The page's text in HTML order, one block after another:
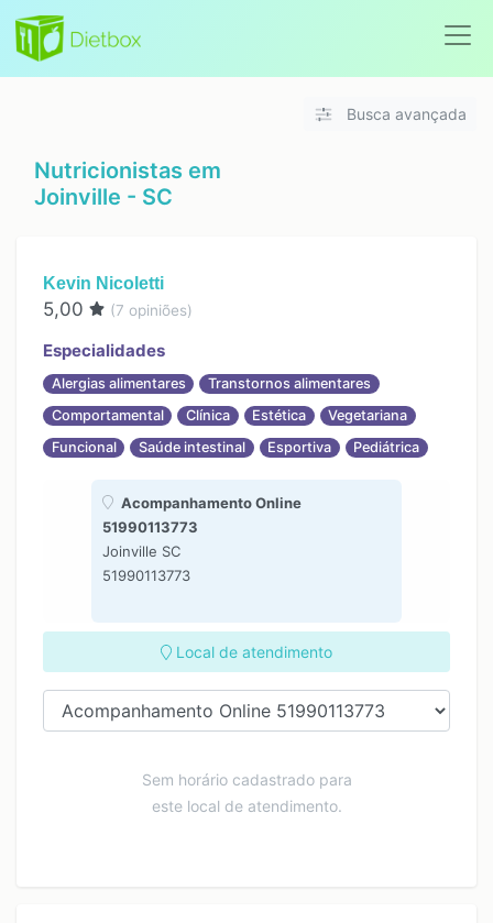
Busca avançada
Nutricionistas em
Joinville - SC
Kevin Nicoletti
5,00 (7 opiniões)
Especialidades
Alergias alimentares
Transtornos alimentares
Comportamental
Clínica Estética
Vegetariana
Funcional
Saúde intestinal Esportiva Pediátrica
Acompanhamento Online
51990113773
Joinville SC
51990113773
Local de atendimento
Sem horário cadastrado para
este local de atendimento.